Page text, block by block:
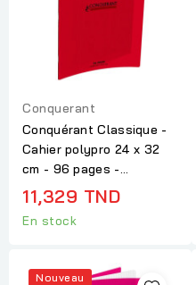
Conquerant
Conquérant Classique -
Cahier polypro 24 x 32
cm - 96 pages -...
11,329 TND
En stock
Nouveau